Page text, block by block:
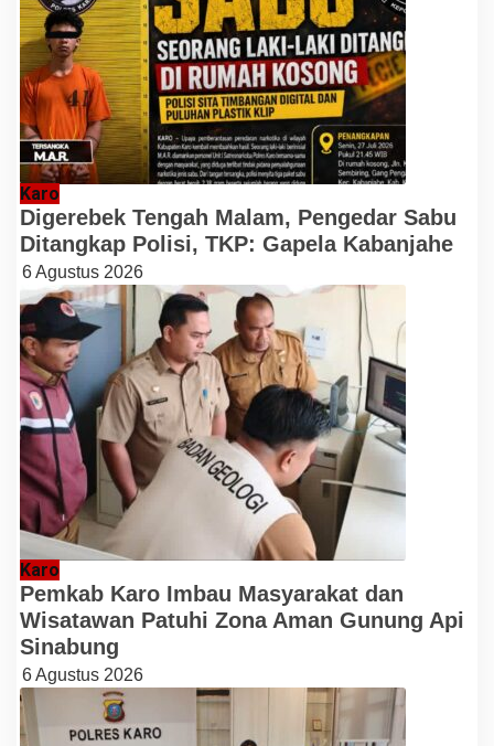
Karo
Digerebek Tengah Malam, Pengedar Sabu
Ditangkap Polisi, TKP: Gapela Kabanjahe
6 Agustus 2026
Karo
Pemkab Karo Imbau Masyarakat dan
Wisatawan Patuhi Zona Aman Gunung Api
Sinabung
6 Agustus 2026